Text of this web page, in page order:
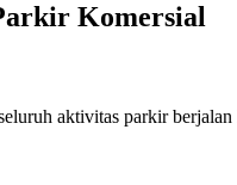
Komersial
aktivitas parkir